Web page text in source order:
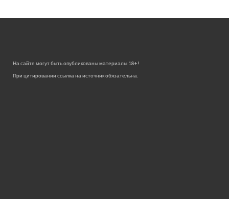
На сайте могут быть опубликованы материалы 18+!
При цитировании ссылка на источник обязательна.